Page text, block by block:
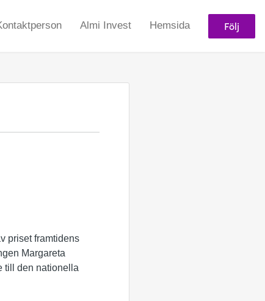
Almi Invest Hemsida Följ
priset framtidens
Margareta
till den nationella